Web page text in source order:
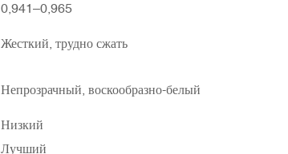
0,941–0,965
Жесткий, трудно сжать
Непрозрачный, воскообразно-белый
Низкий
Лучший